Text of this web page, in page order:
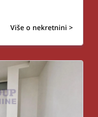
Više o nekretnini >